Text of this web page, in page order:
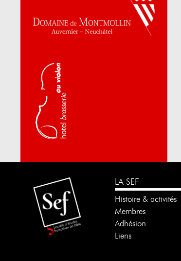
LA SEF
Histoire & activités
Membres
Adhésion
Liens